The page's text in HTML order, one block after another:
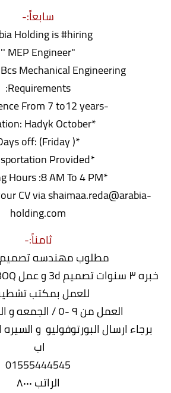
سابعاً:-
Holding is #hiring
"MEP Engineer ''
Mechanical Engineering
Requirements:
-Experience From 7 to12 years.
*Location: Hadyk October
*Days off: (Friday )
*Transportation Provided
*Working Hours :8 AM To 4 PM
CV via shaimaa.reda@arabia-
holding.com
ثامناً:-
مطلوب مهندسه
خبره ٣ سنوات تصميم 3d و عمل shop drawings &BOQ
للعمل بمكتب
العمل من ٩ -٥ / الجمعه و السبت اجازه
برجاء ارسال البورتوفوليو و
اب
01555444545
الراتب ٨٠٠٠